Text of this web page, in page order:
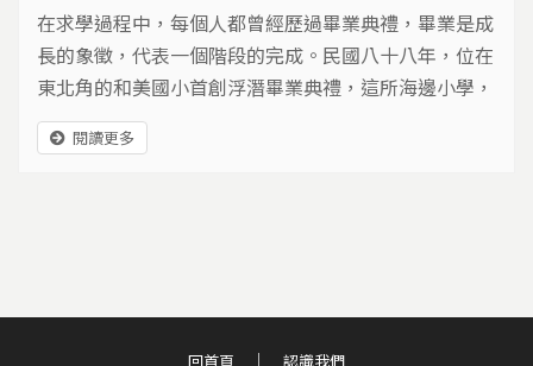
在求學過程中，每個人都曾經歷過畢業典禮，畢業是成
長的象徵，代表一個階段的完成。民國八十八年，位在
東北角的和美國小首創浮潛畢業典禮，這所海邊小學，
名號也因此愈來愈響亮。
閱讀更多
回首頁 認識我們